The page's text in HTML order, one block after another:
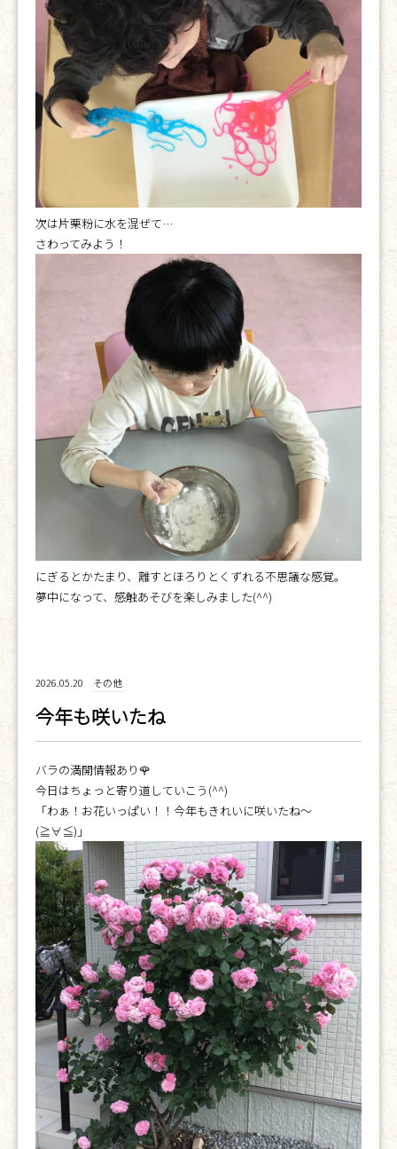
次は片栗粉に水を混ぜて…
さわってみよう！
にぎるとかたまり、離すとほろりとくずれる不思議な感覚。
夢中になって、感触あそびを楽しみました(^^)
2026.05.20 その他
今年も咲いたね
バラの満開情報あり🌹
今日はちょっと寄り道していこう(^^)
「わぁ！お花いっぱい！！今年もきれいに咲いたね〜
(≧∀≦)」